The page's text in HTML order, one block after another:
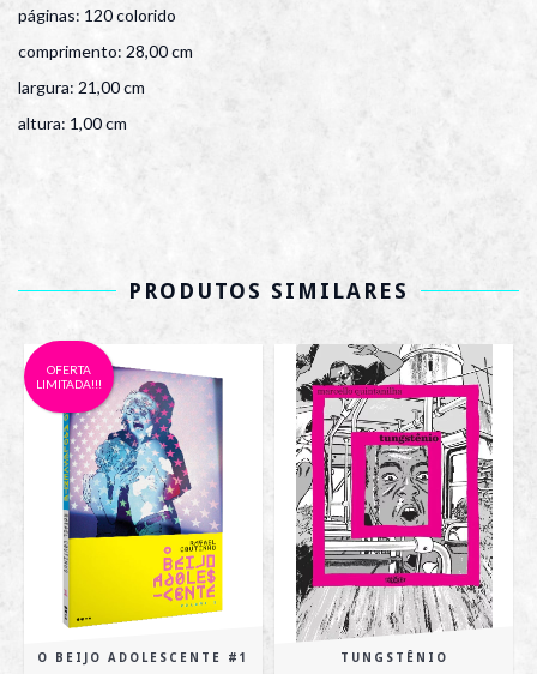
páginas: 120 colorido
comprimento: 28,00 cm
largura: 21,00 cm
altura: 1,00 cm
PRODUTOS SIMILARES
OFERTA
LIMITADA!!!
O BEIJO ADOLESCENTE #1 TUNGSTÊNIO